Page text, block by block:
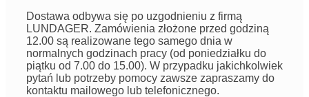
Dostawa odbywa się po uzgodnieniu z firmą
LUNDAGER. Zamówienia złożone przed godziną
12.00 są realizowane tego samego dnia w
normalnych godzinach pracy (od poniedziałku do
piątku od 7.00 do 15.00). W przypadku jakichkolwiek
pytań lub potrzeby pomocy zawsze zapraszamy do
kontaktu mailowego lub telefonicznego.